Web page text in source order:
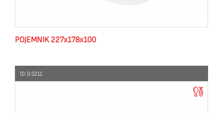
POJEMNIK 227x178x100
ID: G 0211